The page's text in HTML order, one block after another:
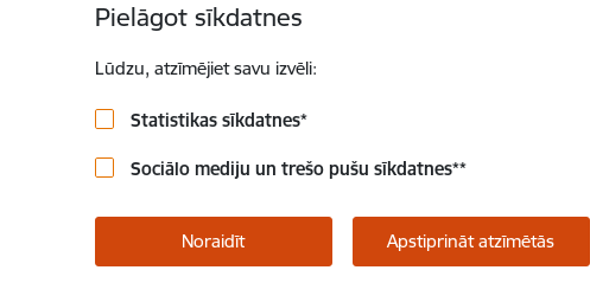
Pielāgot sīkdatnes
Lūdzu, atzīmējiet savu izvēli:
Statistikas sīkdatnes*
Sociālo mediju un trešo pušu sīkdatnes**
Noraidīt Apstiprināt atzīmētās